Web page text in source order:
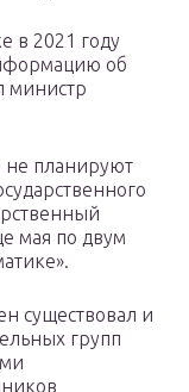
в 2021 году
об
министр
не планируют
мая по двум
существовал и
групп